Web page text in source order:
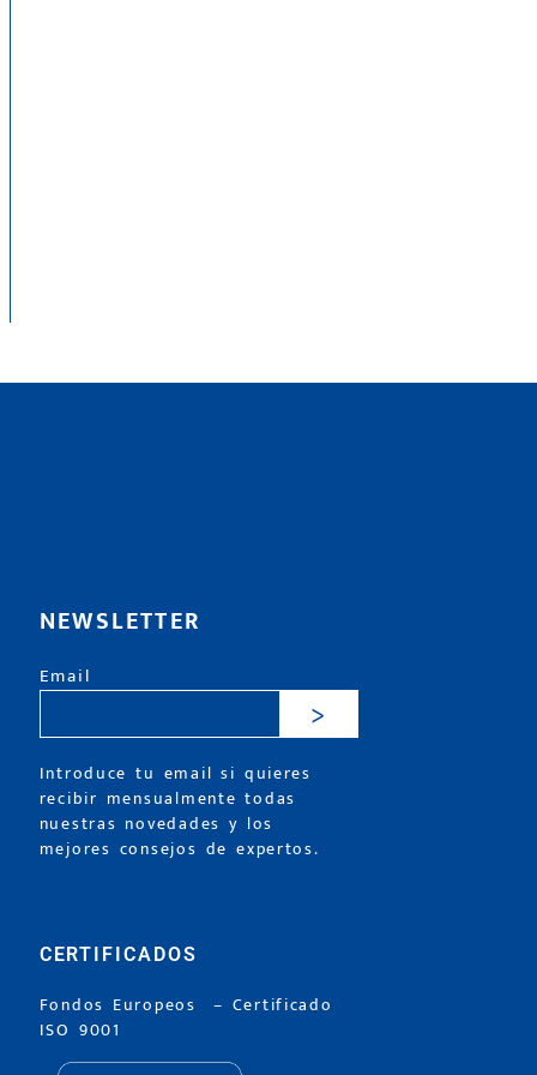
NEWSLETTER
Email
>
Introduce tu email si quieres
recibir mensualmente todas
nuestras novedades y los
mejores consejos de expertos.
CERTIFICADOS
Fondos Europeos – Certificado
ISO 9001